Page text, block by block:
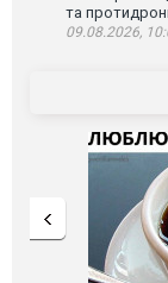
та
09.08.2026,